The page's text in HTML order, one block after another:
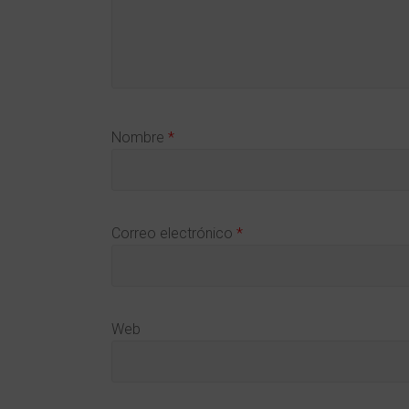
Nombre *
Correo electrónico *
Web